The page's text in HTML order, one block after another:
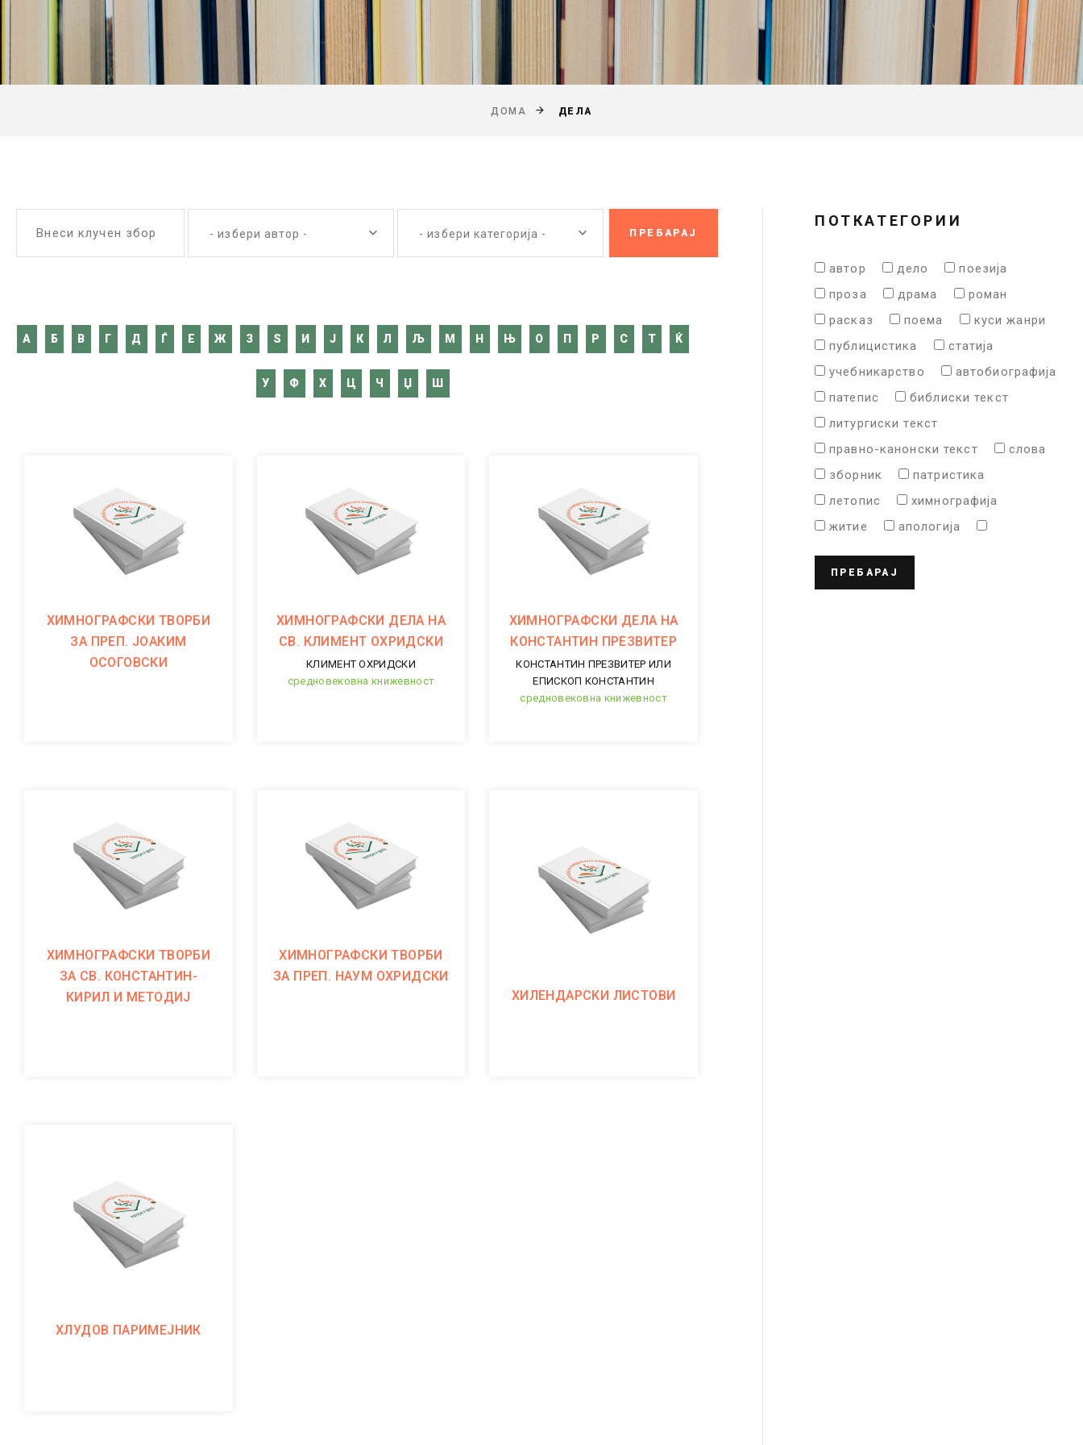
ДОМА ДЕЛА
Внеси клучен збор - избери автор - - избери категорија -
A Б В Г Д Ѓ Е Ж З Ѕ И Ј К Л Љ М Н Њ О П Р С Т Ќ
У Ф Х Ц Ч Џ Ш
ХИМНОГРАФСКИ ТВОРБИ
ЗА ПРЕП. ЈОАКИМ
ОСОГОВСКИ
ХИМНОГРАФСКИ ДЕЛА НА
СВ. КЛИМЕНТ ОХРИДСКИ
КЛИМЕНТ ОХРИДСКИ
средновековна книжевност
ХИМНОГРАФСКИ ДЕЛА НА
КОНСТАНТИН ПРЕЗВИТЕР
КОНСТАНТИН ПРЕЗВИТЕР ИЛИ
ЕПИСКОП КОНСТАНТИН
средновековна книжевност
ХИМНОГРАФСКИ ТВОРБИ
ЗА СВ. КОНСТАНТИН-
КИРИЛ И МЕТОДИЈ
ХИМНОГРАФСКИ ТВОРБИ
ЗА ПРЕП. НАУМ ОХРИДСКИ
ХИЛЕНДАРСКИ ЛИСТОВИ
ХЛУДОВ ПАРИМЕЈНИК
ПОТКАТЕГОРИИ
автор дело
поезија
проза
драма
роман
расказ
поема
куси жанри
публицистика
статија
учебникарство
автобиографија
патепис
библиски текст
литургиски текст
правно-канонски текст
слова
зборник
патристика
летопис
химнографија
житие
апологија
ПРЕБАРАЈ